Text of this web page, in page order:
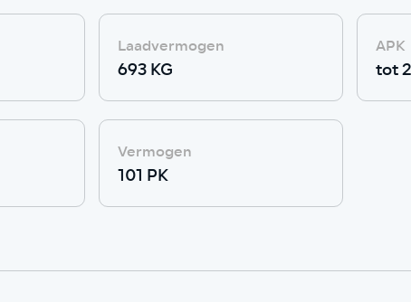
Laadvermogen
693 KG
APK
tot
Vermogen
101 PK